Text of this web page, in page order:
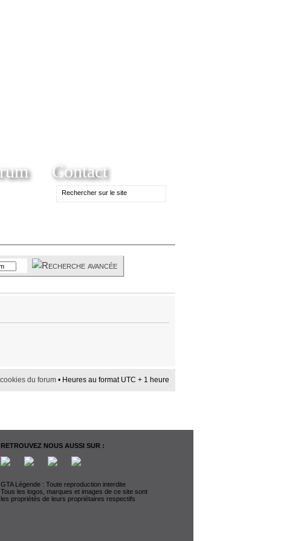
Contact
du forum • Heures au format UTC + 1 heure
RETROUVEZ NOUS AUSSI SUR :
GTA Légende : Toute reproduction interdite
Tous les logos, marques et images de ce site sont
les propriétés de leurs propriétaires respectifs